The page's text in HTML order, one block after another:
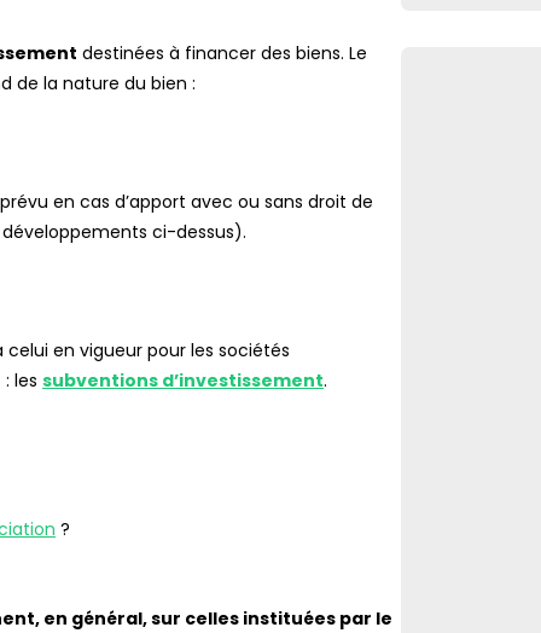
destinées à financer des biens. Le
de la nature du bien :
en cas d’apport avec ou sans droit de
développements ci-dessus).
en vigueur pour les sociétés
les subventions d’investissement.
?
en général, sur celles instituées par le